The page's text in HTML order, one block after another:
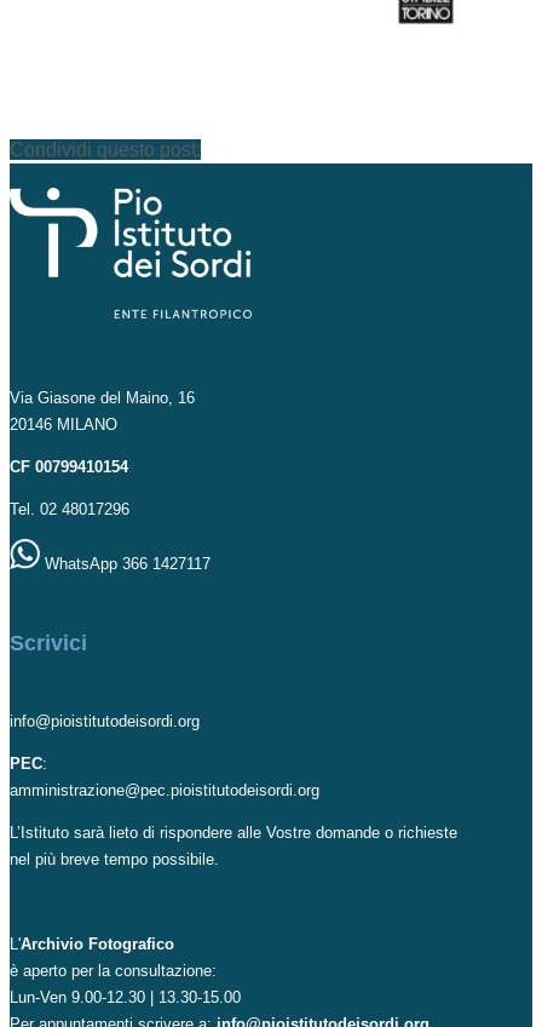
Condividi questo post:
Via Giasone del Maino, 16
20146 MILANO
CF 00799410154
Tel. 02 48017296
WhatsApp 366 1427117
Scrivici
info@pioistitutodeisordi.org
PEC:
amministrazione@pec.pioistitutodeisordi.org
L’Istituto sarà lieto di rispondere alle Vostre domande o richieste
nel più breve tempo possibile.
L'Archivio Fotografico
è aperto per la consultazione:
Lun-Ven 9.00-12.30 | 13.30-15.00